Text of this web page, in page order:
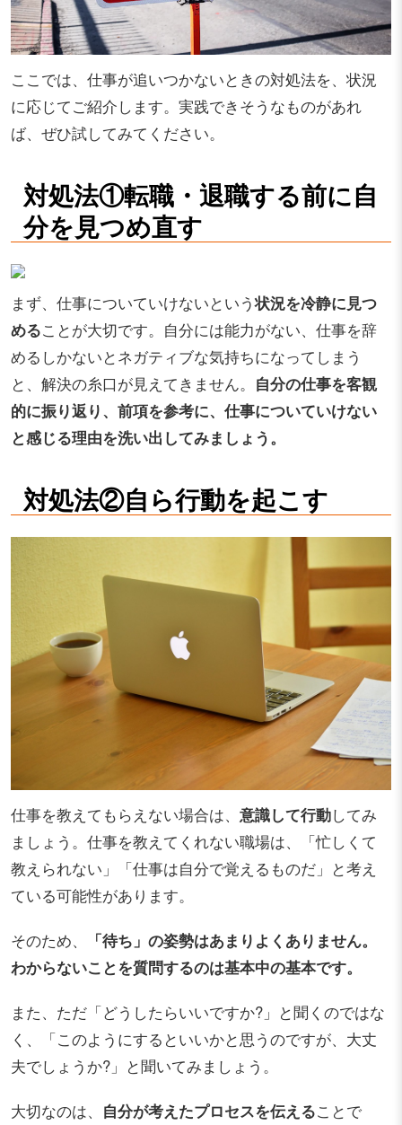
ここでは、仕事が追いつかないときの対処法を、状況
に応じてご紹介します。実践できそうなものがあれ
ば、ぜひ試してみてください。
対処法①転職・退職する前に自
分を見つめ直す
まず、仕事についていけないという状況を冷静に見つ
めることが大切です。自分には能力がない、仕事を辞
めるしかないとネガティブな気持ちになってしまう
と、解決の糸口が見えてきません。 自分の仕事を客観
的に振り返り、前項を参考に、仕事についていけない
と感じる理由を洗い出してみましょう。
対処法②自ら行動を起こす
仕事を教えてもらえない場合は、 意識して行動してみ
ましょう。仕事を教えてくれない職場は、「忙しくて
教えられない」「仕事は自分で覚えるものだ」と考え
ている可能性があります。
そのため、
「待ち」の姿勢はあまりよくありません。
わからないことを質問するのは基本中の基本です。
また、ただ「どうしたらいいですか?」と聞くのではな
く、「このようにするといいかと思うのですが、大丈
夫でしょうか?」と聞いてみましょう。
大切なのは、 自分が考えたプロセスを伝えることで